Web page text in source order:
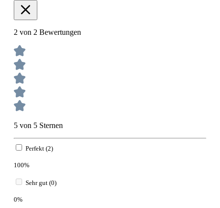
2 von 2 Bewertungen
5 von 5 Sternen
Perfekt (2)
100%
Sehr gut (0)
0%